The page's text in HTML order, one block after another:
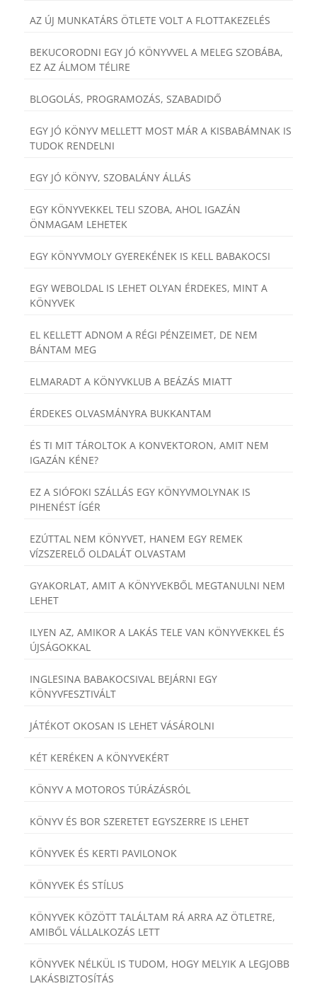
AZ ÚJ MUNKATÁRS ÖTLETE VOLT A FLOTTAKEZELÉS
BEKUCORODNI EGY JÓ KÖNYVVEL A MELEG SZOBÁBA,
EZ AZ ÁLMOM TÉLIRE
BLOGOLÁS, PROGRAMOZÁS, SZABADIDŐ
EGY JÓ KÖNYV MELLETT MOST MÁR A KISBABÁMNAK IS
TUDOK RENDELNI
EGY JÓ KÖNYV, SZOBALÁNY ÁLLÁS
EGY KÖNYVEKKEL TELI SZOBA, AHOL IGAZÁN
ÖNMAGAM LEHETEK
EGY KÖNYVMOLY GYEREKÉNEK IS KELL BABAKOCSI
EGY WEBOLDAL IS LEHET OLYAN ÉRDEKES, MINT A
KÖNYVEK
EL KELLETT ADNOM A RÉGI PÉNZEIMET, DE NEM
BÁNTAM MEG
ELMARADT A KÖNYVKLUB A BEÁZÁS MIATT
ÉRDEKES OLVASMÁNYRA BUKKANTAM
ÉS TI MIT TÁROLTOK A KONVEKTORON, AMIT NEM
IGAZÁN KÉNE?
EZ A SIÓFOKI SZÁLLÁS EGY KÖNYVMOLYNAK IS
PIHENÉST ÍGÉR
EZÚTTAL NEM KÖNYVET, HANEM EGY REMEK
VÍZSZERELŐ OLDALÁT OLVASTAM
GYAKORLAT, AMIT A KÖNYVEKBŐL MEGTANULNI NEM
LEHET
ILYEN AZ, AMIKOR A LAKÁS TELE VAN KÖNYVEKKEL ÉS
ÚJSÁGOKKAL
INGLESINA BABAKOCSIVAL BEJÁRNI EGY
KÖNYVFESZTIVÁLT
JÁTÉKOT OKOSAN IS LEHET VÁSÁROLNI
KÉT KERÉKEN A KÖNYVEKÉRT
KÖNYV A MOTOROS TÚRÁZÁSRÓL
KÖNYV ÉS BOR SZERETET EGYSZERRE IS LEHET
KÖNYVEK ÉS KERTI PAVILONOK
KÖNYVEK ÉS STÍLUS
KÖNYVEK KÖZÖTT TALÁLTAM RÁ ARRA AZ ÖTLETRE,
AMIBŐL VÁLLALKOZÁS LETT
KÖNYVEK NÉLKÜL IS TUDOM, HOGY MELYIK A LEGJOBB
LAKÁSBIZTOSÍTÁS